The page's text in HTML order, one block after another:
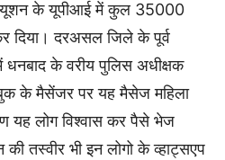
के यूपीआई में कुल 35000
दिया। दरअसल जिले के पूर्व
धनबाद के वरीय पुलिस अधीक्षक
के मैसेंजर पर यह मैसेज महिला
यह लोग विश्वास कर पैसे भेज
तस्वीर भी इन लोगो के व्हाट्सएप